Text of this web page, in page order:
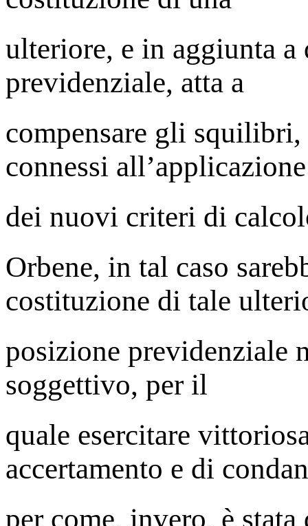
ulteriore, e in aggiunta a
previdenziale, atta a
compensare gli
connessi all’applicazione
dei nuovi criteri di
Orbene, in tal caso
costituzione di tale
posizione previdenziale
soggettivo, per il
quale esercitare
accertamento e di
per come, invero, è